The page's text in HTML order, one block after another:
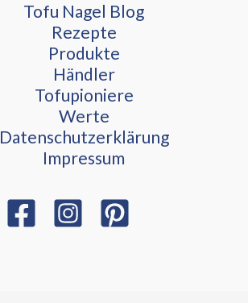
Tofu Nagel Blog
Rezepte
Produkte
Händler
Tofupioniere
Werte
Datenschutzerklärung
Impressum